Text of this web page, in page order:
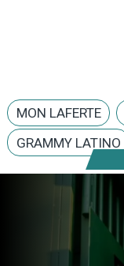
MON LAFERTE
GRAMMY LATINO